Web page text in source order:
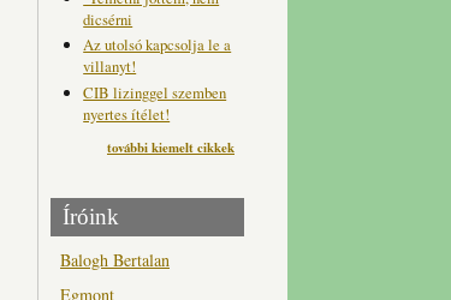
dicsérni
Az utolsó kapcsolja le a
villanyt!
CIB lizinggel szemben
nyertes ítélet!
további kiemelt cikkek
Íróink
Balogh Bertalan
Egmont